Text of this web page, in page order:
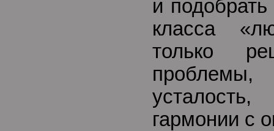
и
класса
только
гармонии с